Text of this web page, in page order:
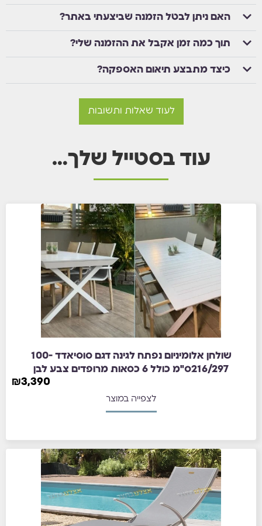
האם ניתן לבטל הזמנה שביצעתי באתר?
תוך כמה זמן אקבל את ההזמנה שלי?
כיצד מתבצע תיאום האספקה?
לעוד שאלות ותשובות
עוד בסטייל שלך…
שולחן אלומיניום נפתח לגינה דגם סוסיאדד 100-
216/297ס"מ כולל 6 כסאות מרופדים צבע לבן
₪3,390
לצפייה במוצר